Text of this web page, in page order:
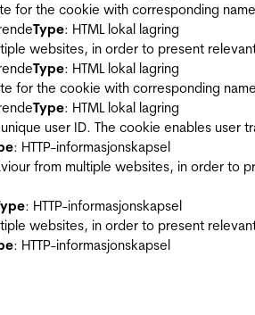
for the cookie with corresponding
Type: HTML lokal lagring
websites, in order to present
Type: HTML lokal lagring
for the cookie with corresponding
Type: HTML lokal lagring
user ID. The cookie enables user
: HTTP-informasjonskapsel
from multiple websites, in order to
: HTTP-informasjonskapsel
websites, in order to present
: HTTP-informasjonskapsel